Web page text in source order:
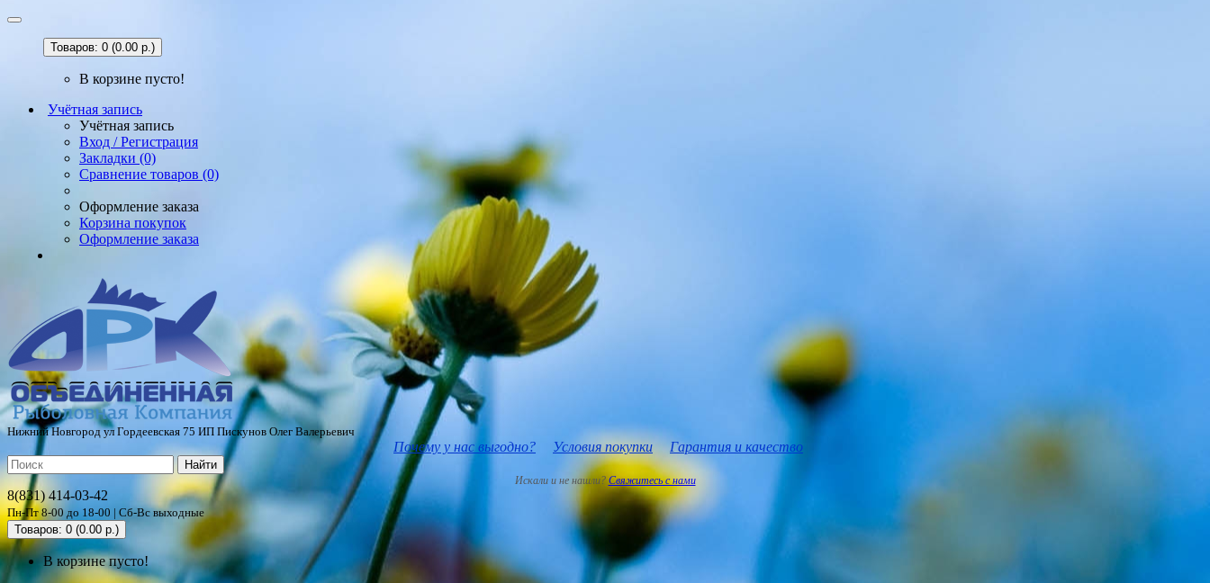
Товаров: 0 (0.00 р.)
В корзине пусто!
Учётная запись
Учётная запись
Вход / Регистрация
Закладки (0)
Сравнение товаров (0)
Оформление заказа
Корзина покупок
Оформление заказа
Нижний Новгород ул Гордеевская 75 ИП Пискунов Олег Валерьевич
Почему у нас выгодно? Условия покупки Гарантия и качество
Найти
Искали и не нашли? Свяжитесь с нами
8(831) 414-03-42
Пн-Пт 8-00 до 18-00 | Сб-Вс выходные
Товаров: 0 (0.00 р.)
В корзине пусто!